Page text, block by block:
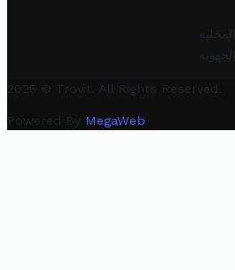
2025 © Trovit. All Rights Reserved.
Powered By MegaWeb